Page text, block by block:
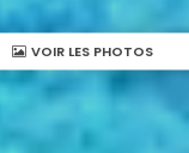
VOIR LES PHOTOS